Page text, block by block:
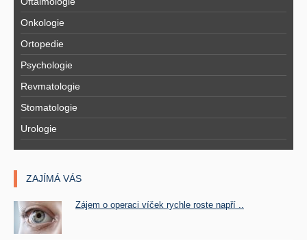
Onkologie
Ortopedie
Psychologie
Revmatologie
Stomatologie
Urologie
ZAJÍMÁ VÁS
Zájem o operaci víček rychle roste napří ..